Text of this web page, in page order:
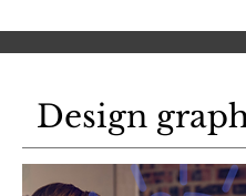
Design